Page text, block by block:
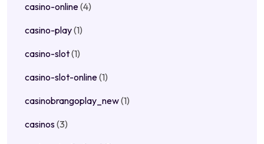
casino-online(4)
casino-play(1)
casino-slot(1)
casino-slot-online(1)
casinobrangoplay_new(1)
casinos(3)